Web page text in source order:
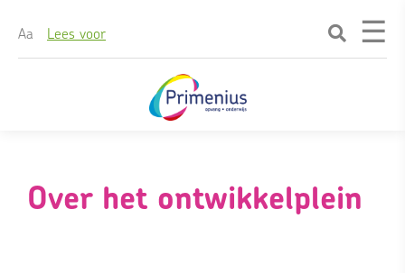
content
Aa Lees voor ☰
Over het ontwikkelplein